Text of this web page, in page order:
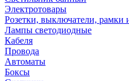
Электротовары
Розетки, выключатели,
Лампы светодиодные
Кабеля
Провода
Автоматы
Боксы